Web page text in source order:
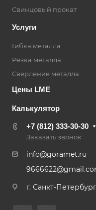
Свинцовый прокат
Услуги
Гибка металла
Резка металла
Сверление металла
Цены LME
Калькулятор
+7 (812) 333-30-30
Заказать звонок
info@goramet.ru
г. Санкт-